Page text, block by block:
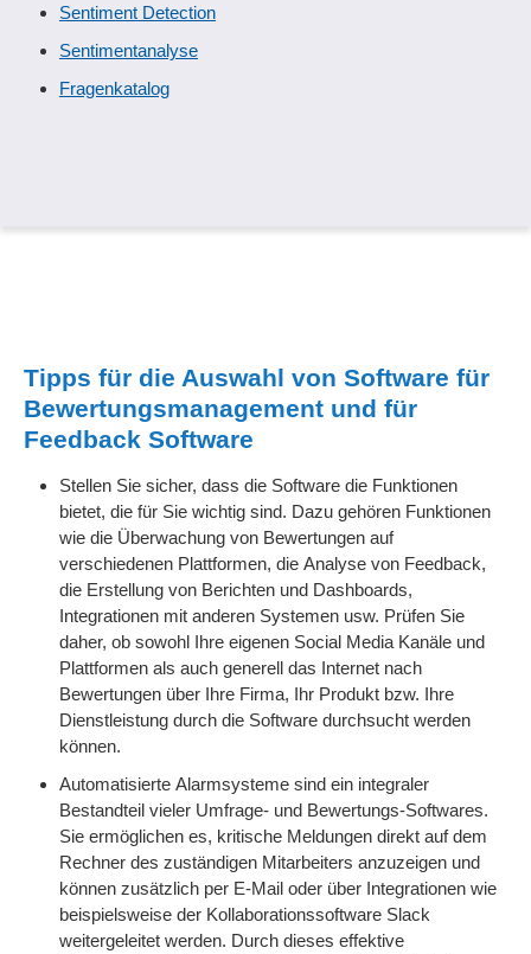
Sentiment Detection
Sentimentanalyse
Fragenkatalog
Tipps für die Auswahl von Software für
Bewertungsmanagement und für
Feedback Software
Stellen Sie sicher, dass die Software die Funktionen
bietet, die für Sie wichtig sind. Dazu gehören Funktionen
wie die Überwachung von Bewertungen auf
verschiedenen Plattformen, die Analyse von Feedback,
die Erstellung von Berichten und Dashboards,
Integrationen mit anderen Systemen usw. Prüfen Sie
daher, ob sowohl Ihre eigenen Social Media Kanäle und
Plattformen als auch generell das Internet nach
Bewertungen über Ihre Firma, Ihr Produkt bzw. Ihre
Dienstleistung durch die Software durchsucht werden
können.
Automatisierte Alarmsysteme sind ein integraler
Bestandteil vieler Umfrage- und Bewertungs-Softwares.
Sie ermöglichen es, kritische Meldungen direkt auf dem
Rechner des zuständigen Mitarbeiters anzuzeigen und
können zusätzlich per E-Mail oder über Integrationen wie
beispielsweise der Kollaborationssoftware Slack
weitergeleitet werden. Durch dieses effektive